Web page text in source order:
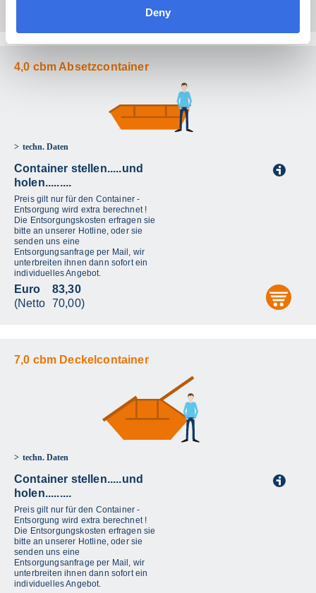
Deny
4,0 cbm Absetzcontainer
techn. Daten
Container stellen.....und
holen.........
Preis gilt nur für den Container -
Entsorgung wird extra berechnet !
Die Entsorgungskosten erfragen sie
bitte an unserer Hotline, oder sie
senden uns eine
Entsorgungsanfrage per Mail, wir
unterbreiten ihnen dann sofort ein
individuelles Angebot.
Euro
(Netto
83,30
70,00)
7,0 cbm Deckelcontainer
techn. Daten
Container stellen.....und
holen.........
Preis gilt nur für den Container -
Entsorgung wird extra berechnet !
Die Entsorgungskosten erfragen sie
bitte an unserer Hotline, oder sie
senden uns eine
Entsorgungsanfrage per Mail, wir
unterbreiten ihnen dann sofort ein
individuelles Angebot.